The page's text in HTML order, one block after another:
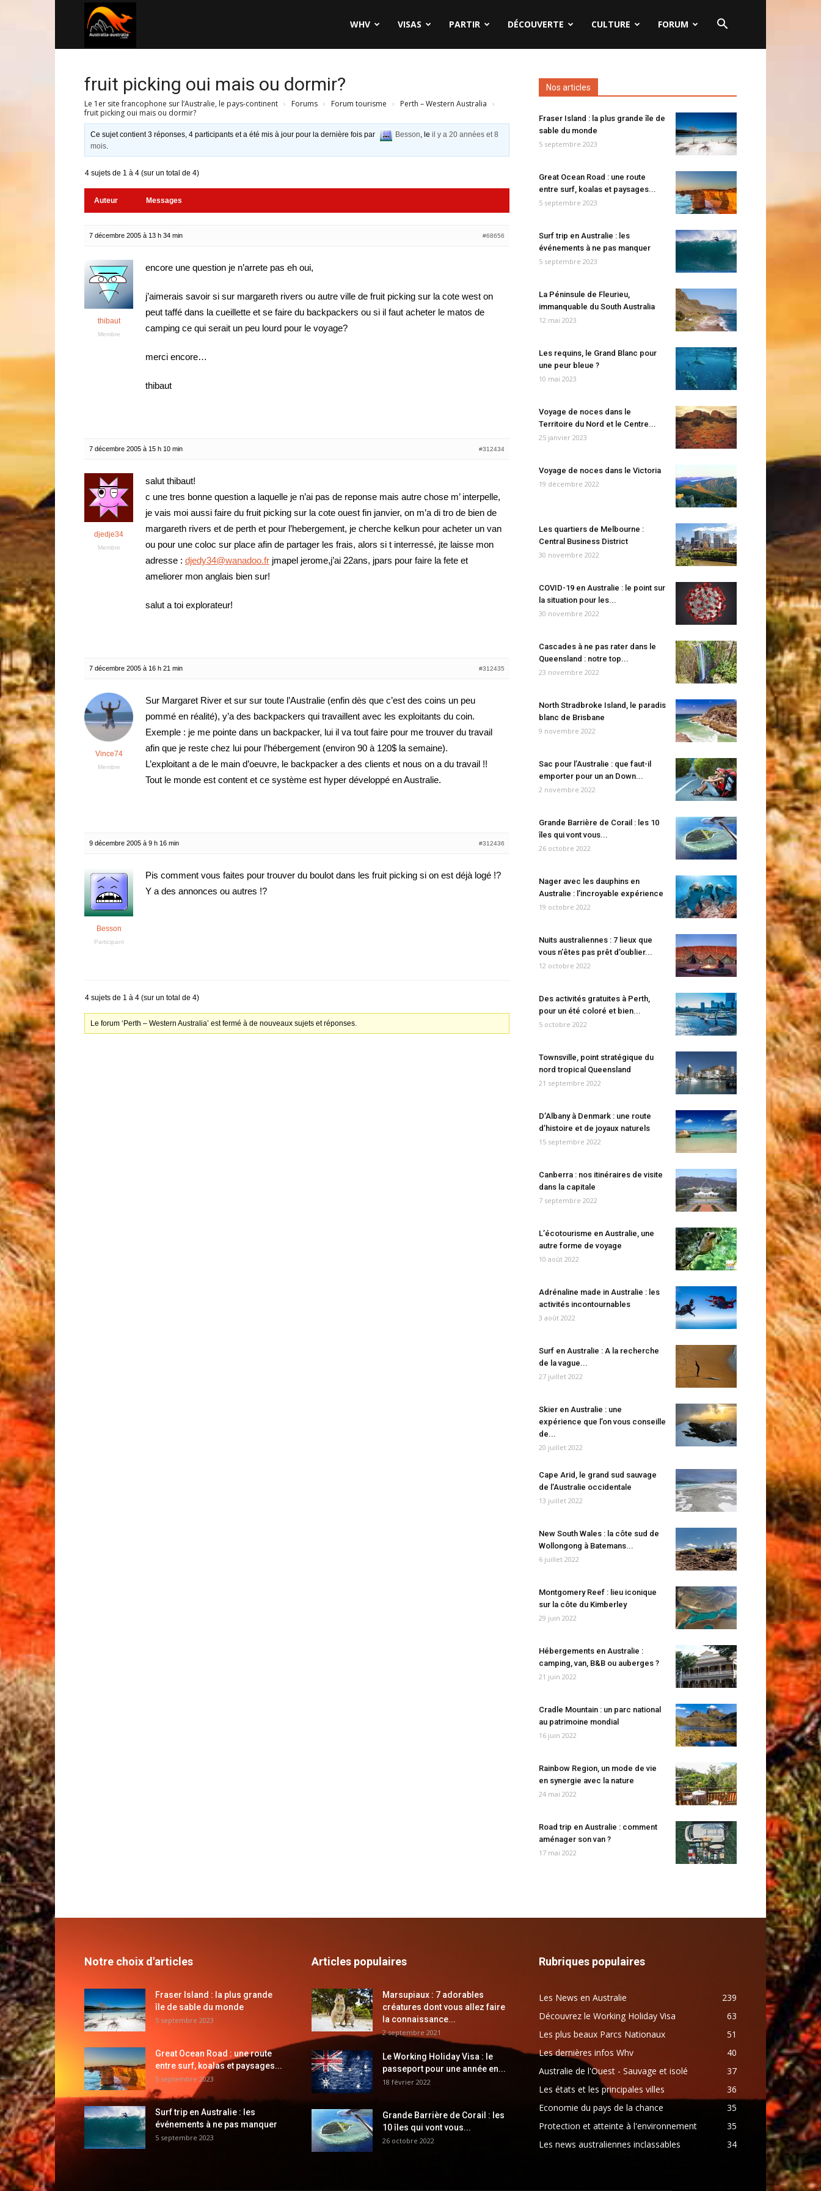
WHV VISAS PARTIR DÉCOUVERTE CULTURE FORUM
fruit picking oui mais ou dormir?
Le 1er site francophone sur l’Australie, le pays-continent › Forums › Forum tourisme › Perth – Western Australia ›
fruit picking oui mais ou dormir?
Ce sujet contient 3 réponses, 4 participants et a été mis à jour pour la dernière fois par Besson, leil y a 20 années et 8
mois.
4 sujets de 1 à 4 (sur un total de 4)
Auteur Messages
7 décembre 2005 à 13 h 34 min #68656
thibaut
Membre
encore une question je n’arrete pas eh oui,
j’aimerais savoir si sur margareth rivers ou autre ville de fruit picking sur la cote west on
peut taffé dans la cueillette et se faire du backpackers ou si il faut acheter le matos de
camping ce qui serait un peu lourd pour le voyage?
merci encore…
thibaut
7 décembre 2005 à 15 h 10 min #312434
djedje34
Membre
salut thibaut!
c une tres bonne question a laquelle je n’ai pas de reponse mais autre chose m’ interpelle,
je vais moi aussi faire du fruit picking sur la cote ouest fin janvier, on m’a di tro de bien de
margareth rivers et de perth et pour l’hebergement, je cherche kelkun pour acheter un van
ou pour une coloc sur place afin de partager les frais, alors si t interressé, jte laisse mon
adresse : djedy34@wanadoo.fr jmapel jerome,j’ai 22ans, jpars pour faire la fete et
ameliorer mon anglais bien sur!
salut a toi explorateur!
7 décembre 2005 à 16 h 21 min #312435
Vince74
Membre
Sur Margaret River et sur sur toute l’Australie (enfin dès que c’est des coins un peu
pommé en réalité), y’a des backpackers qui travaillent avec les exploitants du coin.
Exemple : je me pointe dans un backpacker, lui il va tout faire pour me trouver du travail
afin que je reste chez lui pour l’hébergement (environ 90 à 120$ la semaine).
L’exploitant a de le main d’oeuvre, le backpacker a des clients et nous on a du travail !!
Tout le monde est content et ce système est hyper développé en Australie.
9 décembre 2005 à 9 h 16 min #312436
Besson
Participant
Pis comment vous faites pour trouver du boulot dans les fruit picking si on est déjà logé !?
Y a des annonces ou autres !?
4 sujets de 1 à 4 (sur un total de 4)
Le forum ‘Perth – Western Australia’ est fermé à de nouveaux sujets et réponses.
Nos articles
Fraser Island : la plus grande île de
sable du monde
5 septembre 2023
Great Ocean Road : une route
entre surf, koalas et paysages...
5 septembre 2023
Surf trip en Australie : les
événements à ne pas manquer
5 septembre 2023
La Péninsule de Fleurieu,
immanquable du South Australia
12 mai 2023
Les requins, le Grand Blanc pour
une peur bleue ?
10 mai 2023
Voyage de noces dans le
Territoire du Nord et le Centre...
25 janvier 2023
Voyage de noces dans le Victoria
19 décembre 2022
Les quartiers de Melbourne :
Central Business District
30 novembre 2022
COVID-19 en Australie : le point sur
la situation pour les...
30 novembre 2022
Cascades à ne pas rater dans le
Queensland : notre top...
23 novembre 2022
North Stradbroke Island, le paradis
blanc de Brisbane
9 novembre 2022
Sac pour l’Australie : que faut-il
emporter pour un an Down...
2 novembre 2022
Grande Barrière de Corail : les 10
îles qui vont vous...
26 octobre 2022
Nager avec les dauphins en
Australie : l’incroyable expérience
19 octobre 2022
Nuits australiennes : 7 lieux que
vous n’êtes pas prêt d’oublier...
12 octobre 2022
Des activités gratuites à Perth,
pour un été coloré et bien...
5 octobre 2022
Townsville, point stratégique du
nord tropical Queensland
21 septembre 2022
D’Albany à Denmark : une route
d’histoire et de joyaux naturels
15 septembre 2022
Canberra : nos itinéraires de visite
dans la capitale
7 septembre 2022
L’écotourisme en Australie, une
autre forme de voyage
10 août 2022
Adrénaline made in Australie : les
activités incontournables
3 août 2022
Surf en Australie : A la recherche
de la vague...
27 juillet 2022
Skier en Australie : une
expérience que l’on vous conseille
de...
20 juillet 2022
Cape Arid, le grand sud sauvage
de l’Australie occidentale
13 juillet 2022
New South Wales : la côte sud de
Wollongong à Batemans...
6 juillet 2022
Montgomery Reef : lieu iconique
sur la côte du Kimberley
29 juin 2022
Hébergements en Australie :
camping, van, B&B ou auberges ?
21 juin 2022
Cradle Mountain : un parc national
au patrimoine mondial
16 juin 2022
Rainbow Region, un mode de vie
en synergie avec la nature
24 mai 2022
Road trip en Australie : comment
aménager son van ?
17 mai 2022
Notre choix d'articles
Fraser Island : la plus grande
île de sable du monde
5 septembre 2023
Great Ocean Road : une route
entre surf, koalas et paysages...
5 septembre 2023
Surf trip en Australie : les
événements à ne pas manquer
5 septembre 2023
Articles populaires
Marsupiaux : 7 adorables
créatures dont vous allez faire
la connaissance...
2 septembre 2021
Le Working Holiday Visa : le
passeport pour une année en...
18 février 2022
Grande Barrière de Corail : les
10 îles qui vont vous...
26 octobre 2022
Rubriques populaires
Les News en Australie
239
Découvrez le Working Holiday Visa
63
Les plus beaux Parcs Nationaux
51
Les dernières infos Whv
40
Australie de l'Ouest - Sauvage et isolé
37
Les états et les principales villes
36
Economie du pays de la chance
35
Protection et atteinte à l'environnement
35
Les news australiennes inclassables
34